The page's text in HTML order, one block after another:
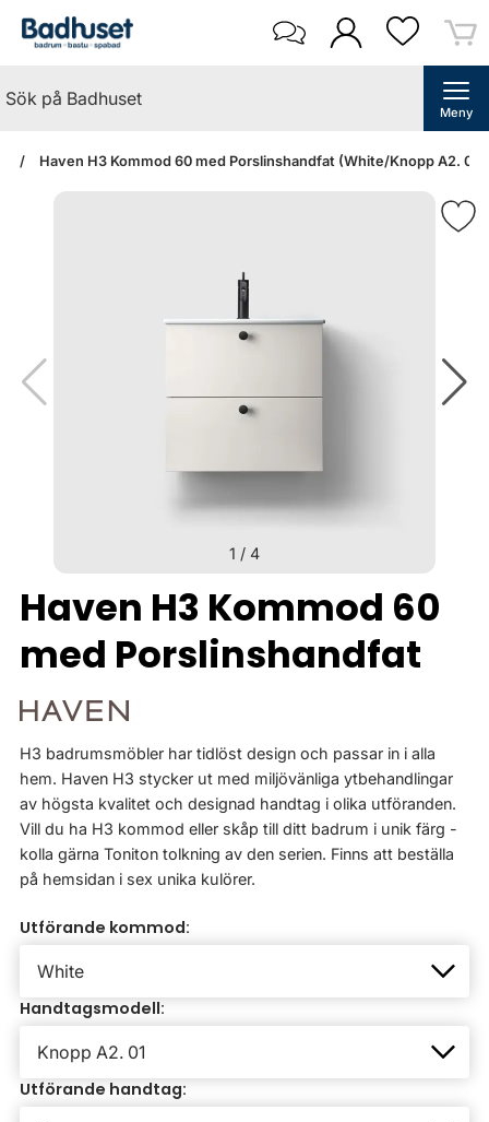
Meny
Haven H3 Kommod 60 med Porslinshandfat (White/Knopp A2. 01/
1 / 4
Haven H3 Kommod 60
med Porslinshandfat
H3 badrumsmöbler har tidlöst design och passar in i alla
hem. Haven H3 stycker ut med miljövänliga ytbehandlingar
av högsta kvalitet och designad handtag i olika utföranden.
Vill du ha H3 kommod eller skåp till ditt badrum i unik färg -
kolla gärna Toniton tolkning av den serien. Finns att beställa
på hemsidan i sex unika kulörer.
Utförande kommod:
Handtagsmodell:
Utförande handtag: